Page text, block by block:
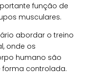
função de
musculares.
abordar o treino
onde os
humano são
forma controlada.